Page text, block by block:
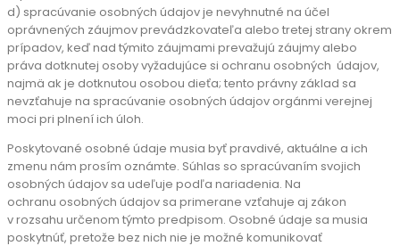
d) spracúvanie osobných údajov je nevyhnutné na účel
oprávnených záujmov prevádzkovateľa alebo tretej strany okrem
prípadov, keď nad týmito záujmami prevažujú záujmy alebo
práva dotknutej osoby vyžadujúce si ochranu osobných údajov,
najmä ak je dotknutou osobou dieťa; tento právny základ sa
nevzťahuje na spracúvanie osobných údajov orgánmi verejnej
moci pri plnení ich úloh.
Poskytované osobné údaje musia byť pravdivé, aktuálne a ich
zmenu nám prosím oznámte. Súhlas so spracúvaním svojich
osobných údajov sa udeľuje podľa nariadenia. Na
ochranu osobných údajov sa primerane vzťahuje aj zákon
v rozsahu určenom týmto predpisom. Osobné údaje sa musia
poskytnúť, pretože bez nich nie je možné komunikovať